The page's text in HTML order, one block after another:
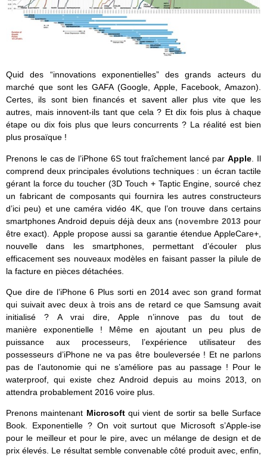
Quid des “innovations exponentielles” des grands acteurs du
marché que sont les GAFA (Google, Apple, Facebook, Amazon).
Certes, ils sont bien financés et savent aller plus vite que les
autres, mais innovent-ils tant que cela ? Et dix fois plus à chaque
étape ou dix fois plus que leurs concurrents ? La réalité est bien
plus prosaïque !
Prenons le cas de l’iPhone 6S tout fraîchement lancé parApple . Il
comprend deux principales évolutions techniques : un écran tactile
gérant la force du toucher (3D Touch + Taptic Engine, sourcé chez
un fabricant de composants qui fournira les autres constructeurs
d’ici peu) et une caméra vidéo 4K, que l’on trouve dans certains
smartphones Android depuis déjà deux ans (novembre 2013 pour
être exact). Apple propose aussi sa garantie étendue AppleCare+,
nouvelle dans les smartphones, permettant d’écouler plus
efficacement ses nouveaux modèles en faisant passer la pilule de
la facture en pièces détachées.
Que dire de l’iPhone 6 Plus sorti en 2014 avec son grand format
qui suivait avec deux à trois ans de retard ce que Samsung avait
initialisé ? A vrai dire, Apple n’innove pas du tout de
manière exponentielle ! Même en ajoutant un peu plus de
puissance aux processeurs, l’expérience utilisateur des
possesseurs d’iPhone ne va pas être bouleversée ! Et ne parlons
pas de l’autonomie qui ne s’améliore pas au passage ! Pour le
waterproof, qui existe chez Android depuis au moins 2013, on
attendra probablement 2016 voire plus.
Prenons maintenant Microsoftqui vient de sortir sa belle Surface
Book. Exponentielle ? On voit surtout que Microsoft s’Apple-ise
pour le meilleur et pour le pire, avec un mélange de design et de
prix élevés. Le résultat semble convenable côté produit avec, enfin,